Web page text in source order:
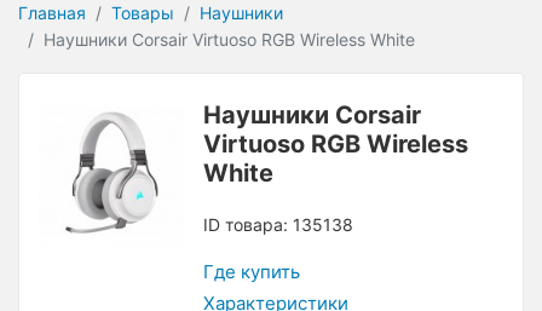
Главная Товары
Наушники
Наушники Corsair Virtuoso RGB Wireless White
Наушники Corsair
Virtuoso RGB Wireless
White
ID товара: 135138
Где купить
Характеристики